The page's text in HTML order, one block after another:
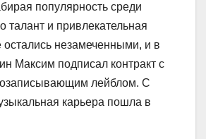
популярность среди
талант и привлекательная
остались незамеченными, и в
Максим подписал контракт с
лейблом. С
карьера пошла в